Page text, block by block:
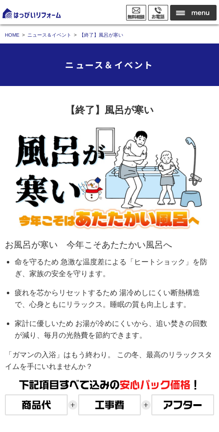
HOME ニュース＆イベント 【終了】風呂が寒い
ニュース＆イベント
【終了】風呂が寒い
お風呂が寒い 今年こそあたたかい風呂へ
命を守るため 急激な温度差による「ヒートショック」を防
ぎ、家族の安全を守ります。
疲れを芯からリセットするため 湯冷めしにくい断熱構造
で、心身ともにリラックス。睡眠の質も向上します。
家計に優しいため お湯が冷めにくいから、追い焚きの回数
が減り、毎月の光熱費を節約できます。
「ガマンの入浴」はもう終わり。
この冬、最高のリラックスタ
イムを手にいれませんか？